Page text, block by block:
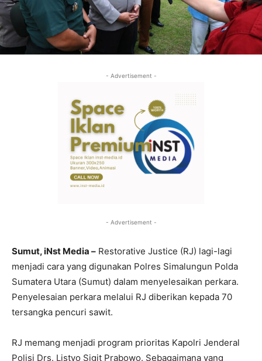
- Advertisement -
- Advertisement -
Sumut, iNst Media – Restorative Justice (RJ) lagi-lagi
menjadi cara yang digunakan Polres Simalungun Polda
Sumatera Utara (Sumut) dalam menyelesaikan perkara.
Penyelesaian perkara melalui RJ diberikan kepada 70
tersangka pencuri sawit.
RJ memang menjadi program prioritas Kapolri Jenderal
Polisi Drs. Listyo Sigit Prabowo. Sebagaimana yang